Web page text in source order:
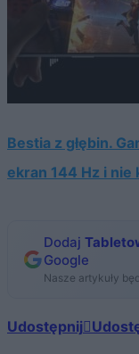
Bestia z głębin.
ekran 144 Hz i
Dodaj
Google
Nasze artykuły
Udostępnij